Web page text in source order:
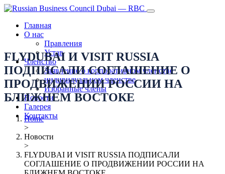
Главная
О нас
Правления
Устав
Членство
Заявление о корпоративном членстве
индивидуальном членстве
Избранные члены
Новости
Галерея
Контакты
FLYDUBAI И VISIT RUSSIA
ПОДПИСАЛИ СОГЛАШЕНИЕ О
ПРОДВИЖЕНИИ РОССИИ НА
БЛИЖНЕМ ВОСТОКЕ
Home
>
Новости
>
FLYDUBAI И VISIT RUSSIA ПОДПИСАЛИ
СОГЛАШЕНИЕ О ПРОДВИЖЕНИИ РОССИИ НА